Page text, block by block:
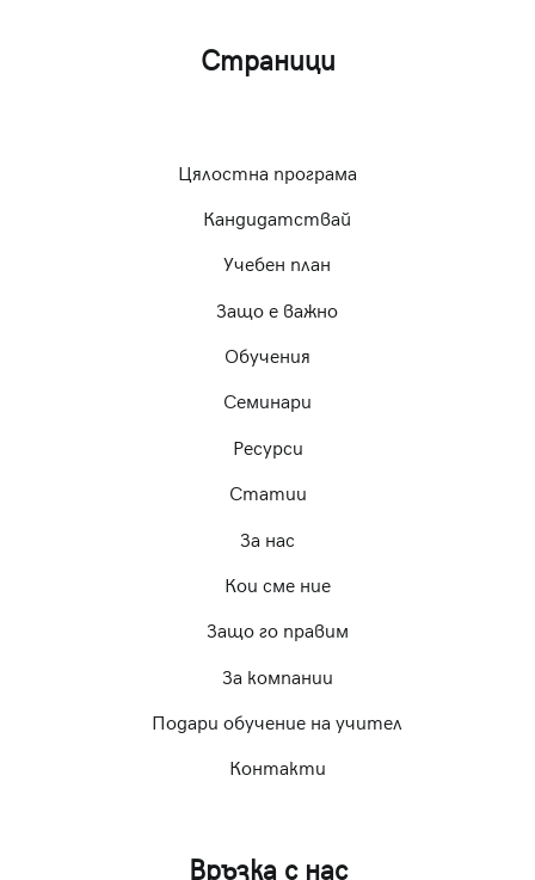
Страници
Цялостна програма
Кандидатствай
Учебен план
Защо е важно
Обучения
Семинари
Ресурси
Статии
За нас
Кои сме ние
Защо го правим
За компании
Подари обучение на учител
Контакти
Връзка с нас